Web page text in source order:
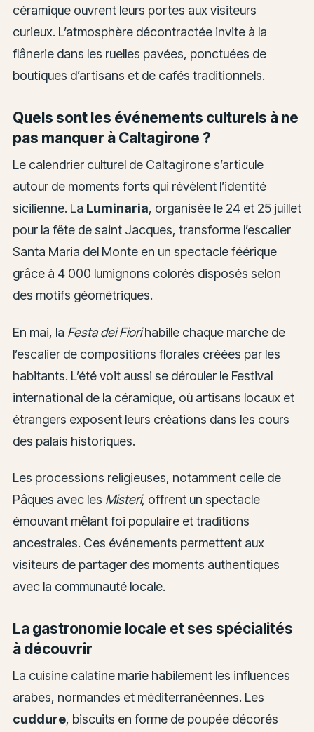
céramique ouvrent leurs portes aux visiteurs
curieux. L’atmosphère décontractée invite à la
flânerie dans les ruelles pavées, ponctuées de
boutiques d’artisans et de cafés traditionnels.
Quels sont les événements culturels à ne
pas manquer à Caltagirone ?
Le calendrier culturel de Caltagirone s’articule
autour de moments forts qui révèlent l’identité
sicilienne. La Luminaria, organisée le 24 et 25 juillet
pour la fête de saint Jacques, transforme l’escalier
Santa Maria del Monte en un spectacle féérique
grâce à 4 000 lumignons colorés disposés selon
des motifs géométriques.
En mai, la Festa dei Fiorihabille chaque marche de
l’escalier de compositions florales créées par les
habitants. L’été voit aussi se dérouler le Festival
international de la céramique, où artisans locaux et
étrangers exposent leurs créations dans les cours
des palais historiques.
Les processions religieuses, notamment celle de
Pâques avec les Misteri, offrent un spectacle
émouvant mêlant foi populaire et traditions
ancestrales. Ces événements permettent aux
visiteurs de partager des moments authentiques
avec la communauté locale.
La gastronomie locale et ses spécialités
à découvrir
La cuisine calatine marie habilement les influences
arabes, normandes et méditerranéennes. Les
cuddure, biscuits en forme de poupée décorés